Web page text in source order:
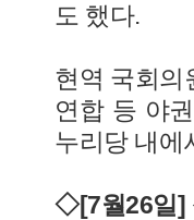
도 했다.
현역 국회의
연합 등 야
누리당 내에
◇[7월26일]